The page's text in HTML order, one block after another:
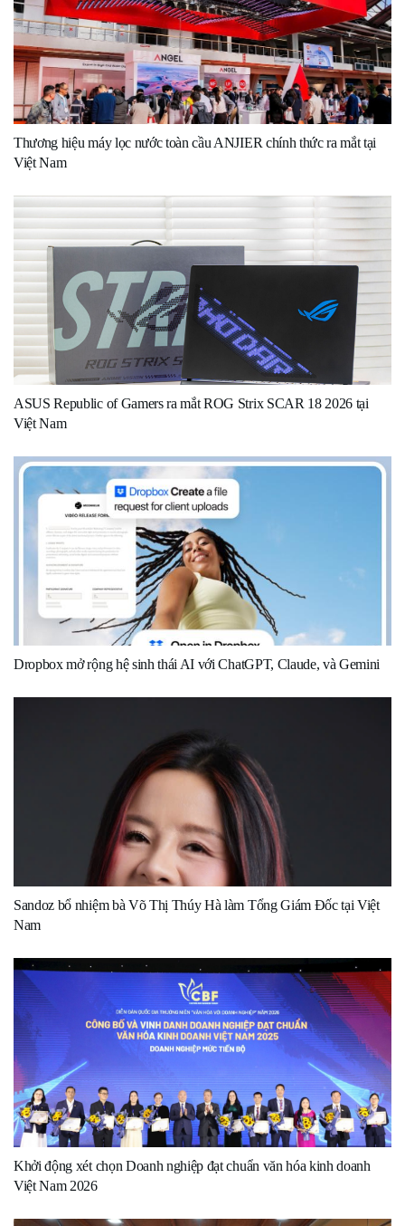
Thương hiệu máy lọc nước toàn cầu ANJIER chính thức ra mắt tại
Việt Nam
ASUS Republic of Gamers ra mắt ROG Strix SCAR 18 2026 tại
Việt Nam
Dropbox mở rộng hệ sinh thái AI với ChatGPT, Claude, và Gemini
Sandoz bổ nhiệm bà Võ Thị Thúy Hà làm Tổng Giám Đốc tại Việt
Nam
Khởi động xét chọn Doanh nghiệp đạt chuẩn văn hóa kinh doanh
Việt Nam 2026